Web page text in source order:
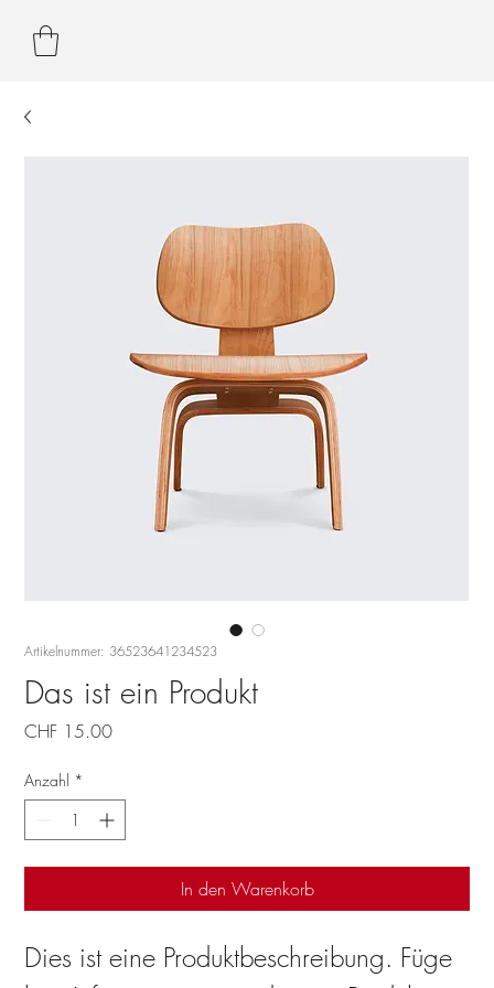
Artikelnummer: 36523641234523
Das ist ein Produkt
CHF 15.00Preis
Anzahl *
In den Warenkorb
Dies ist eine Produktbeschreibung. Füge